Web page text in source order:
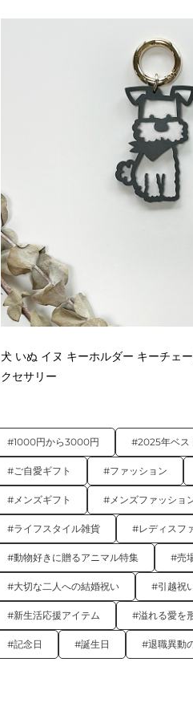
犬 いぬ イヌ キーホルダー キーチェ
クセサリー
#1000円から3000円 #2025年ベス
#ご自愛ギフト #ファッション
#メンズギフト #メンズファッショ
#ライフスタイル雑貨 #レディスフ
#動物好きに贈るアニマル特集 #売
#大切な二人への結婚祝い #引越祝
#新生活応援アイテム #溢れる愛を
#記念日 #誕生日 #退職異動